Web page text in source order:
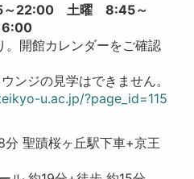
～22:00 土曜 8:45～
。開館カレンダーをご確認
ンジの見学はできません。
u.ac.jp/?page_id=115
聖蹟桜ヶ丘駅下車+京王